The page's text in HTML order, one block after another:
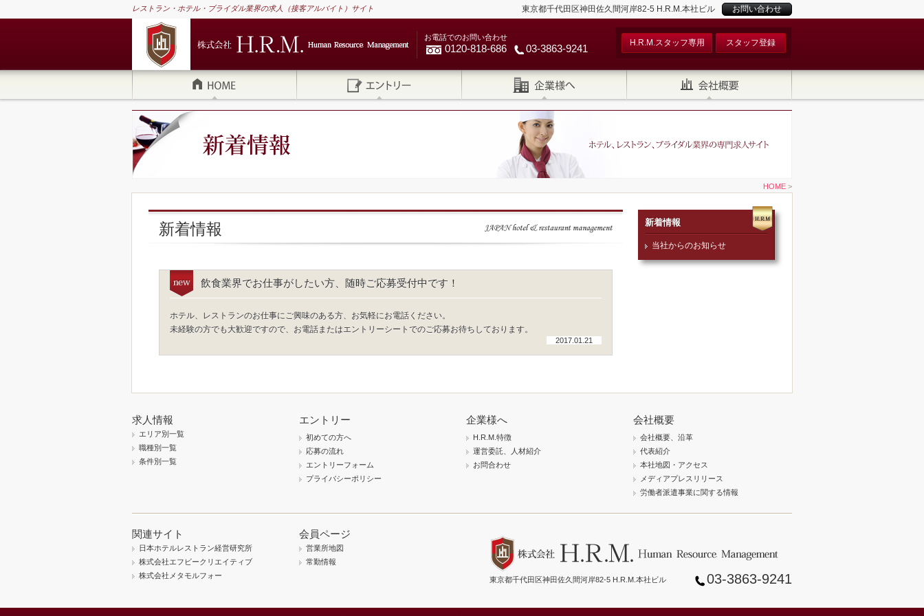
レストラン・ホテル・ブライダル業界の求人（接客アルバイト）サイト 東京都千代田区神田佐久間河岸82-5 H.R.M.本社ビル お問い合わせ
お電話でのお問い合わせ
0120-818-686 03-3863-9241 H.R.M.スタッフ専用 スタッフ登録
HOME >
新着情報
飲食業界でお仕事がしたい方、随時ご応募受付中です！
ホテル、レストランのお仕事にご興味のある方、お気軽にお電話ください。
未経験の方でも大歓迎ですので、お電話またはエントリーシートでのご応募お待ちしております。
2017.01.21
新着情報
当社からのお知らせ
求人情報
エリア別一覧
職種別一覧
条件別一覧
エントリー
初めての方へ
応募の流れ
エントリーフォーム
プライバシーポリシー
企業様へ
H.R.M.特徴
運営委託、人材紹介
お問合わせ
会社概要
会社概要、沿革
代表紹介
本社地図・アクセス
メディアプレスリリース
労働者派遣事業に関する情報
関連サイト
日本ホテルレストラン経営研究所
株式会社エフビークリエイティブ
株式会社メタモルフォー
会員ページ
営業所地図
常勤情報
東京都千代田区神田佐久間河岸82-5 H.R.M.本社ビル 03-3863-9241